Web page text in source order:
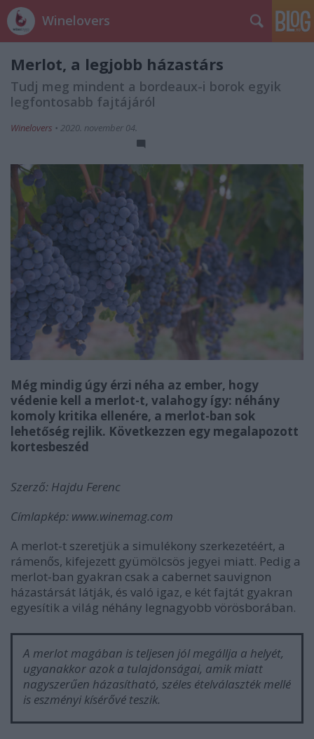
Winelovers
Merlot, a legjobb házastárs
Tudj meg mindent a bordeaux-i borok egyik
legfontosabb fajtájáról
Winelovers • 2020. november 04.
Még mindig úgy érzi néha az ember, hogy
védenie kell a merlot-t, valahogy így: néhány
komoly kritika ellenére, a merlot-ban sok
lehetőség rejlik. Következzen egy megalapozott
kortesbeszéd
Szerző: Hajdu Ferenc
Címlapkép: www.winemag.com
A merlot-t szeretjük a simulékony szerkezetéért, a
rámenős, kifejezett gyümölcsös jegyei miatt. Pedig a
merlot-ban gyakran csak a cabernet sauvignon
házastársát látják, és való igaz, e két fajtát gyakran
egyesítik a világ néhány legnagyobb vörösborában.
A merlot magában is teljesen jól megállja a helyét,
ugyanakkor azok a tulajdonságai, amik miatt
nagyszerűen házasítható, széles ételválaszték mellé
is eszményi kísérővé teszik.